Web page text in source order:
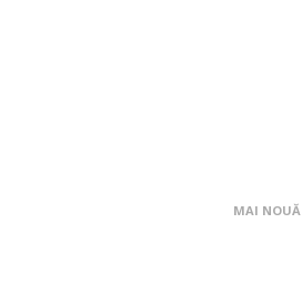
MAI NOUĂ